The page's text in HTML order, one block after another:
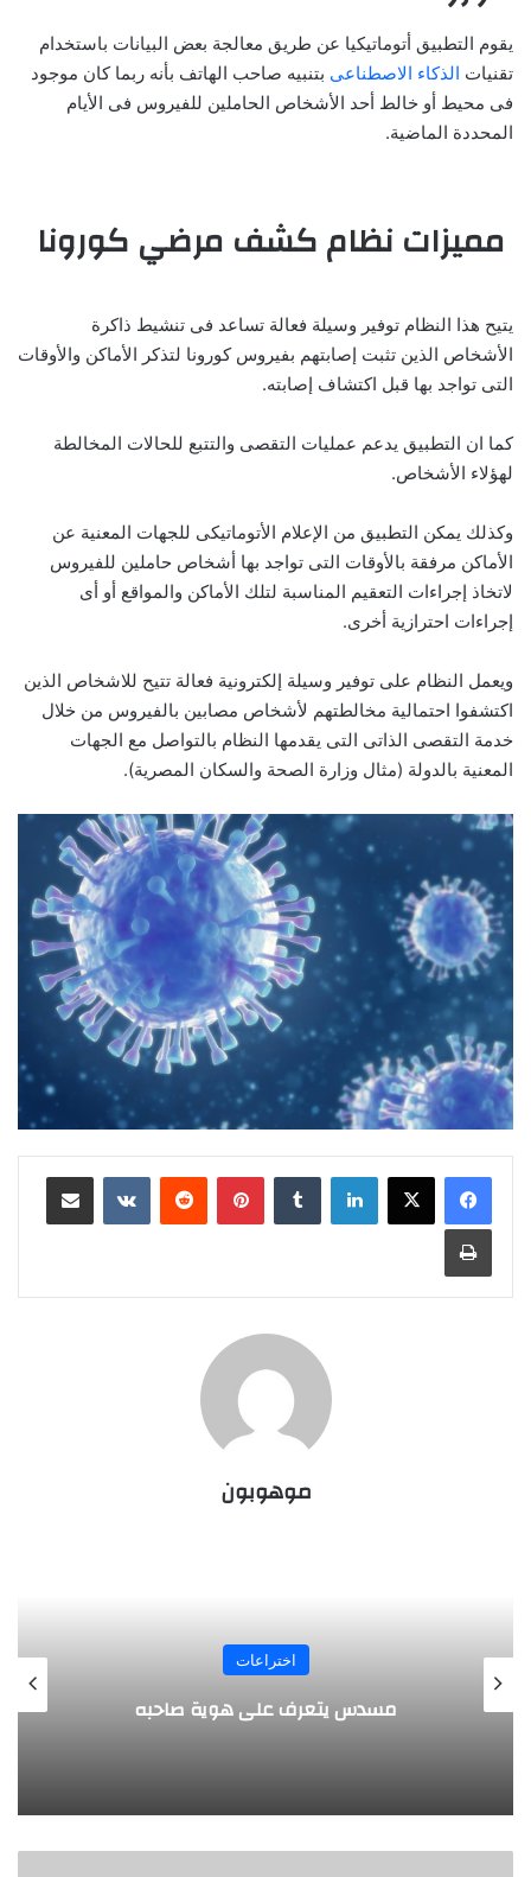
يقوم التطبيق أتوماتيكيا عن طريق معالجة بعض البيانات باستخدام
تقنيات الذكاء الاصطناعى بتنبيه صاحب الهاتف بأنه ربما كان موجود
فى محيط أو خالط أحد الأشخاص الحاملين للفيروس فى الأيام
المحددة الماضية.
مميزات نظام كشف مرضي كورونا
يتيح هذا النظام توفير وسيلة فعالة تساعد فى تنشيط ذاكرة
الأشخاص الذين تثبت إصابتهم بفيروس كورونا لتذكر الأماكن والأوقات
التى تواجد بها قبل اكتشاف إصابته.
كما ان التطبيق يدعم عمليات التقصى والتتبع للحالات المخالطة
لهؤلاء الأشخاص.
وكذلك يمكن التطبيق من الإعلام الأتوماتيكى للجهات المعنية عن
الأماكن مرفقة بالأوقات التى تواجد بها أشخاص حاملين للفيروس
لاتخاذ إجراءات التعقيم المناسبة لتلك الأماكن والمواقع أو أى
إجراءات احترازية أخرى.
ويعمل النظام على توفير وسيلة إلكترونية فعالة تتيح للاشخاص الذين
اكتشفوا احتمالية مخالطتهم لأشخاص مصابين بالفيروس من خلال
خدمة التقصى الذاتى التى يقدمها النظام بالتواصل مع الجهات
المعنية بالدولة (مثال وزارة الصحة والسكان المصرية).
لينكدإن بينتيريست مشاركة عبر البريد
طباعة
موهوبون
المجلة
طفل مصري يخرج قصاصات الورق من أنفه
وفمه